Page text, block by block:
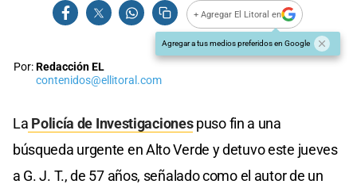
+ Agregar El Litoral en
Agregar a tus medios preferidos en Google
Por:Redacción EL
contenidos@ellitoral.com
La Policía de Investigacionespuso fin a una
búsqueda urgente en Alto Verde y detuvo este jueves
a G. J. T., de 57 años, señalado como el autor de un